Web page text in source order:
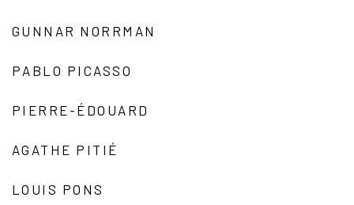
GUNNAR NORRMAN
PABLO PICASSO
PIERRE-ÉDOUARD
AGATHE PITIÉ
LOUIS PONS